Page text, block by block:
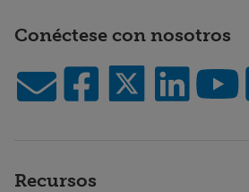
Conéctese con nosotros
Recursos